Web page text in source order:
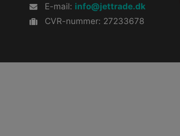
E-mail: info@jettrade.dk
CVR-nummer: 27233678